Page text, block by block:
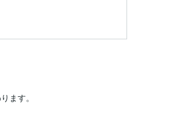
ます。